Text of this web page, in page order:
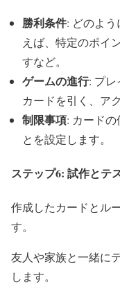
勝利条件: どのよ
えば、特定のポイ
すなど。
ゲームの進行: プレ
カードを引く、ア
制限事項: カード
とを設定します。
ステップ6: 試作とテ
作成したカードとル
す。
友人や家族と一緒に
します。